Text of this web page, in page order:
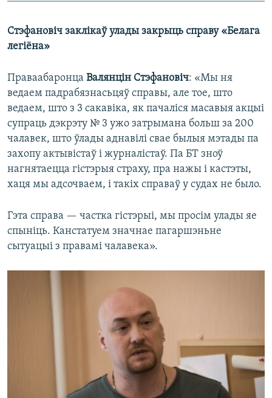
Стэфановіч заклікаў улады закрыць справу «Белага
легіёна»
Праваабаронца Валянцін Стэфановіч: «Мы ня
ведаем падрабязнасьцяў справы, але тое, што
ведаем, што з 3 сакавіка, як пачаліся масавыя акцыі
супраць дэкрэту № 3 ужо затрымана больш за 200
чалавек, што ўлады аднавілі свае былыя мэтады па
захопу актывістаў і журналістаў. Па БТ зноў
нагнятаецца гістэрыя страху, пра нажы і кастэты,
хаця мы адсочваем, і такіх справаў у судах не было.
Гэта справа — частка гістэрыі, мы просім улады яе
спыніць. Канстатуем значнае пагаршэньне
сытуацыі з правамі чалавека».